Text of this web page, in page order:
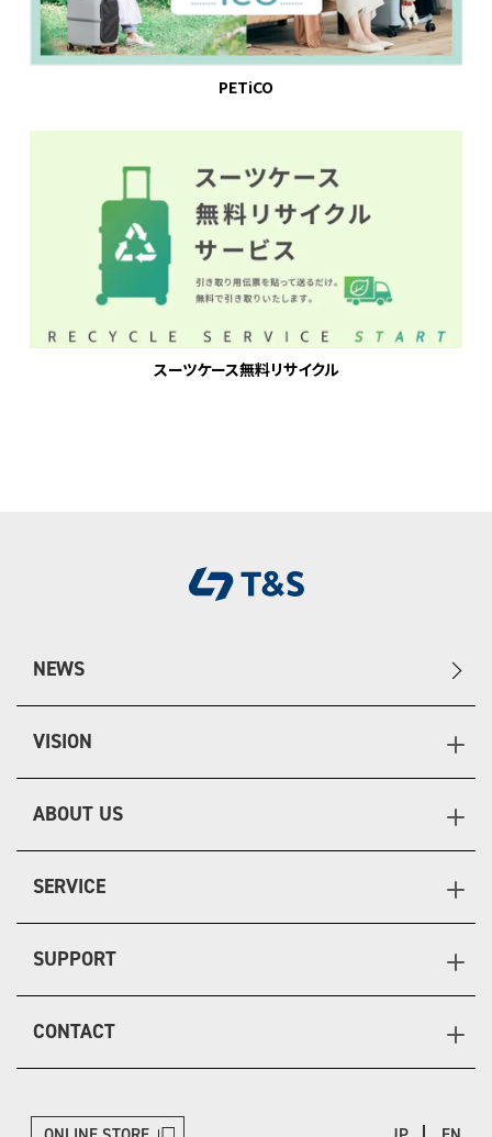
PETiCO
スーツケース無料リサイクル
NEWS
VISION
ABOUT US
SERVICE
SUPPORT
CONTACT